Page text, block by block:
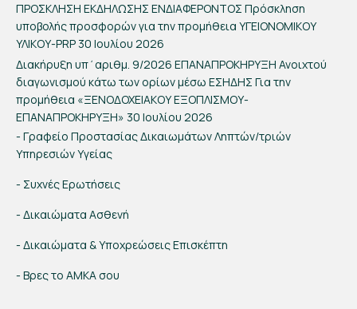
ΠΡΟΣΚΛΗΣΗ ΕΚΔΗΛΩΣΗΣ ΕΝΔΙΑΦΕΡΟΝΤΟΣ Πρόσκληση
υποβολής προσφορών για την προμήθεια ΥΓΕΙΟΝΟΜΙΚΟΥ
ΥΛΙΚΟΥ-PRP 30 Ιουλίου 2026
Διακήρυξη υπ΄αριθμ. 9/2026 ΕΠΑΝΑΠΡΟΚΗΡΥΞΗ Ανοιχτού
διαγωνισμού κάτω των ορίων μέσω ΕΣΗΔΗΣ Για την
προμήθεια «ΞΕΝΟΔΟΧΕΙΑΚΟΥ ΕΞΟΠΛΙΣΜΟΥ-
ΕΠΑΝΑΠΡΟΚΗΡΥΞΗ» 30 Ιουλίου 2026
- Γραφείο Προστασίας Δικαιωμάτων Ληπτών/τριών
Υπηρεσιών Υγείας
- Συχνές Ερωτήσεις
- Δικαιώματα Ασθενή
- Δικαιώματα & Υποχρεώσεις Επισκέπτη
- Βρες το ΑΜΚΑ σου